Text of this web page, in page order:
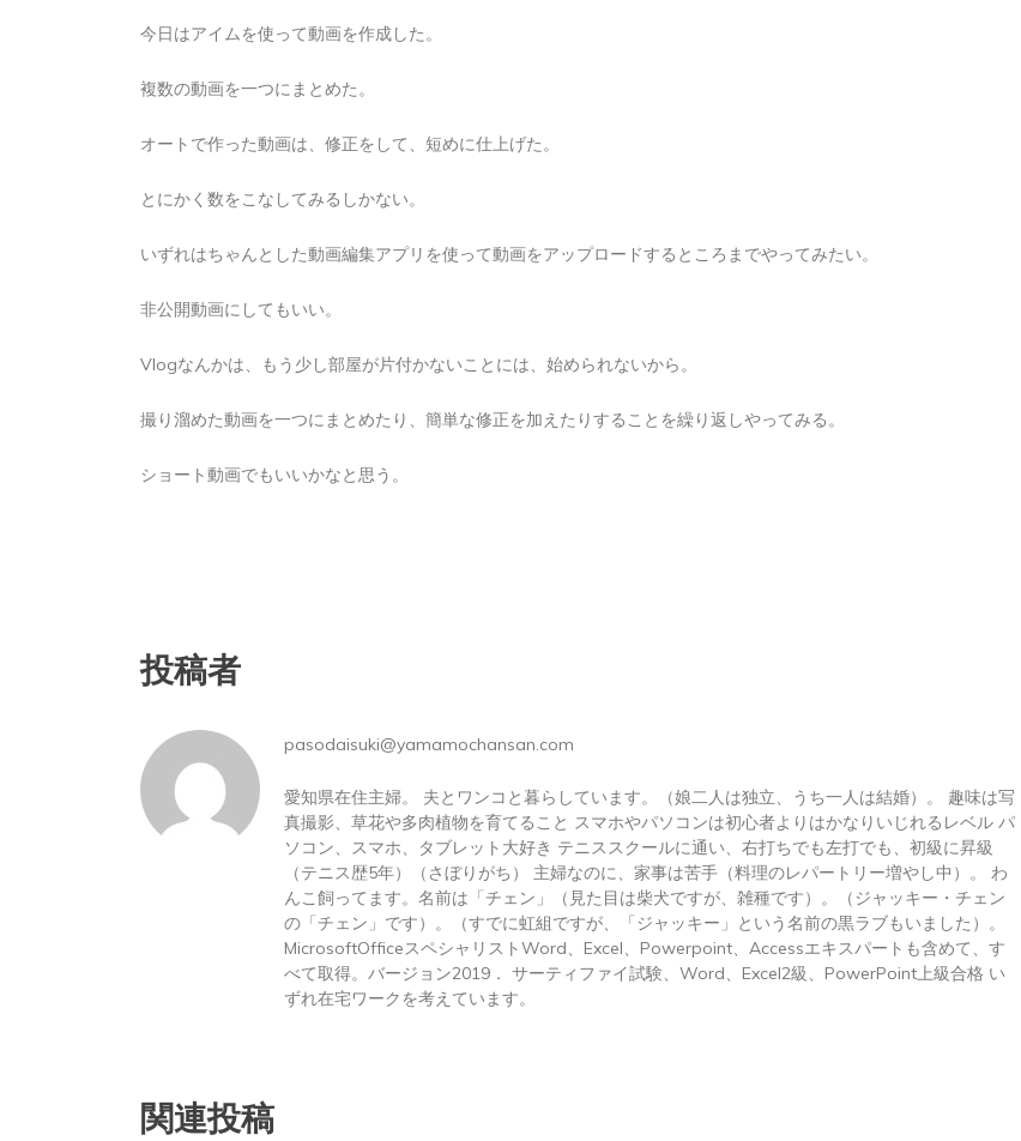
今日はアイムを使って動画を作成した。
複数の動画を一つにまとめた。
オートで作った動画は、修正をして、短めに仕上げた。
とにかく数をこなしてみるしかない。
いずれはちゃんとした動画編集アプリを使って動画をアップロードするところまでやってみたい。
非公開動画にしてもいい。
Vlogなんかは、もう少し部屋が片付かないことには、始められないから。
撮り溜めた動画を一つにまとめたり、簡単な修正を加えたりすることを繰り返しやってみる。
ショート動画でもいいかなと思う。
投稿者
pasodaisuki@yamamochansan.com
愛知県在住主婦。 夫とワンコと暮らしています。（娘二人は独立、うち一人は結婚）。 趣味は写
真撮影、草花や多肉植物を育てること スマホやパソコンは初心者よりはかなりいじれるレベル パ
ソコン、スマホ、タブレット大好き テニススクールに通い、右打ちでも左打でも、初級に昇級
（テニス歴5年）（さぼりがち） 主婦なのに、家事は苦手（料理のレパートリー増やし中）。 わ
んこ飼ってます。名前は「チェン」（見た目は柴犬ですが、雑種です）。（ジャッキー・チェン
の「チェン」です）。（すでに虹組ですが、「ジャッキー」という名前の黒ラブもいました）。
MicrosoftOfficeスペシャリストWord、Excel、Powerpoint、Accessエキスパートも含めて、す
べて取得。バージョン2019． サーティファイ試験、Word、Excel2級、PowerPoint上級合格 い
ずれ在宅ワークを考えています。
関連投稿
グ:
Mac NINTENDO Switch２
あつまれどうぶつの森
か
2026年8月6日 1 word